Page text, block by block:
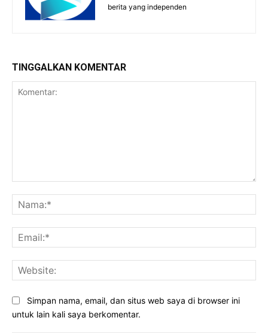
berita yang independen
TINGGALKAN KOMENTAR
Simpan nama, email, dan situs web saya di browser ini
untuk lain kali saya berkomentar.